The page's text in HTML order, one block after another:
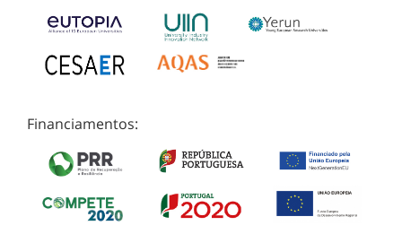
Financiamentos: